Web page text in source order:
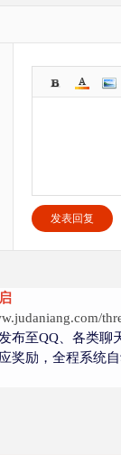
发表回复
布至QQ、各类
奖励，全程系统自